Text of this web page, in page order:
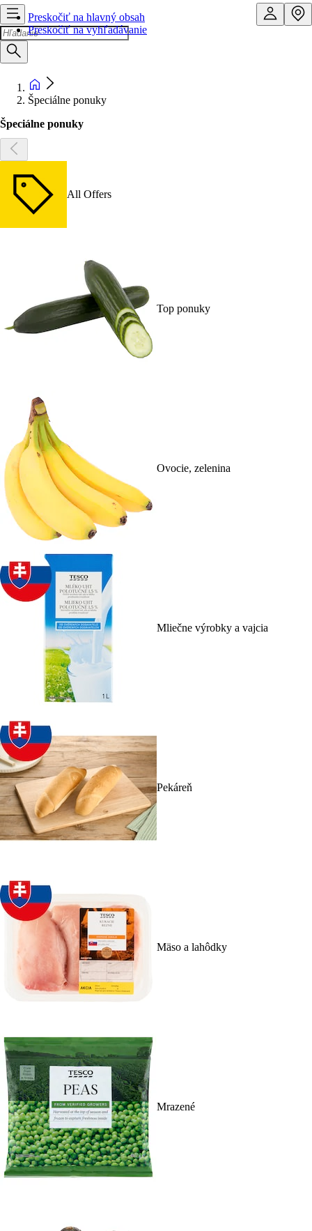
Preskočiť na hlavný obsah
Preskočiť na vyhľadávanie
Špeciálne ponuky
Špeciálne ponuky
All Offers
Top ponuky
Ovocie, zelenina
Mliečne výrobky a vajcia
Pekáreň
Mäso a lahôdky
Mrazené